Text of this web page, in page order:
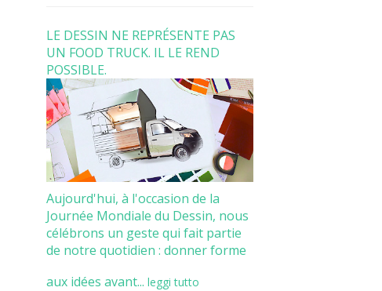
LE DESSIN NE REPRÉSENTE PAS
UN FOOD TRUCK. IL LE REND
POSSIBLE.
Aujourd'hui, à l'occasion de la
Journée Mondiale du Dessin, nous
célébrons un geste qui fait partie
de notre quotidien : donner forme
aux idées avant... leggi tutto